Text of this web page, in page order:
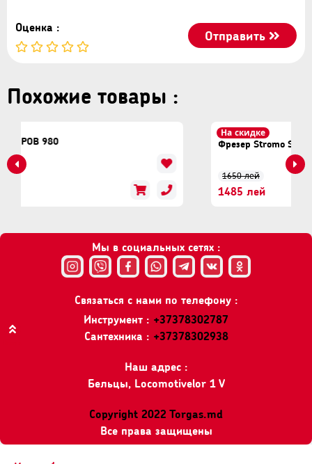
Похожие товары :
Фрезер Stromo SER2100
1485 лей
Оценка :
Отправить
Мы в социальных сетях :
Связаться с нами по телефону :
Инструмент : +37378302787
Сантехника : +37378302938
Наш адрес :
Бельцы, Locomotivelor 1 V
Copyright 2022 Torgas.md
Все права защищены